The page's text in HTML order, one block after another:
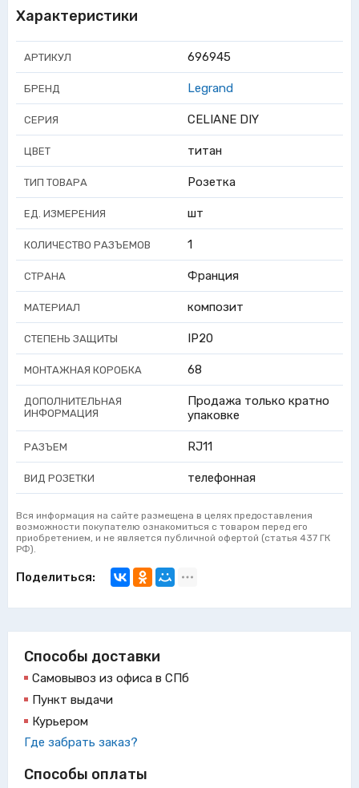
Характеристики
АРТИКУЛ 696945
БРЕНД Legrand
СЕРИЯ CELIANE DIY
ЦВЕТ титан
ТИП ТОВАРА Розетка
ЕД. ИЗМЕРЕНИЯ шт
КОЛИЧЕСТВО РАЗЪЕМОВ 1
СТРАНА Франция
МАТЕРИАЛ композит
СТЕПЕНЬ ЗАЩИТЫ IP20
МОНТАЖНАЯ КОРОБКА 68
ДОПОЛНИТЕЛЬНАЯ
ИНФОРМАЦИЯ
Продажа только кратно
упаковке
РАЗЪЕМ RJ11
ВИД РОЗЕТКИ телефонная
Вся информация на сайте размещена в целях предоставления
возможности покупателю ознакомиться с товаром перед его
приобретением, и не является публичной офертой (статья 437 ГК
РФ).
Поделиться:
Способы доставки
Самовывоз из офиса в СПб
Пункт выдачи
Курьером
Где забрать заказ?
Способы оплаты